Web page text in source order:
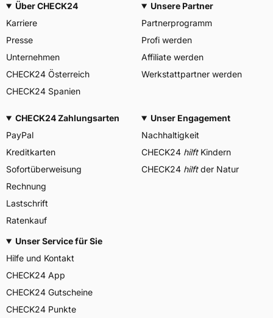
Über CHECK24
Karriere
Presse
Unternehmen
CHECK24 Österreich
CHECK24 Spanien
Unsere Partner
Partnerprogramm
Profi werden
Affiliate werden
Werkstattpartner werden
CHECK24 Zahlungsarten
PayPal
Kreditkarten
Sofortüberweisung
Rechnung
Lastschrift
Ratenkauf
Unser Engagement
Nachhaltigkeit
CHECK24 hilftKindern
CHECK24 hilftder Natur
Unser Service für Sie
Hilfe und Kontakt
CHECK24 App
CHECK24 Gutscheine
CHECK24 Punkte